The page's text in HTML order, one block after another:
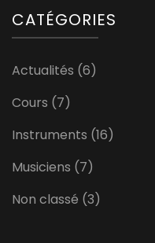
CATÉGORIES
Actualités (6)
Cours (7)
Instruments (16)
Musiciens (7)
Non classé (3)